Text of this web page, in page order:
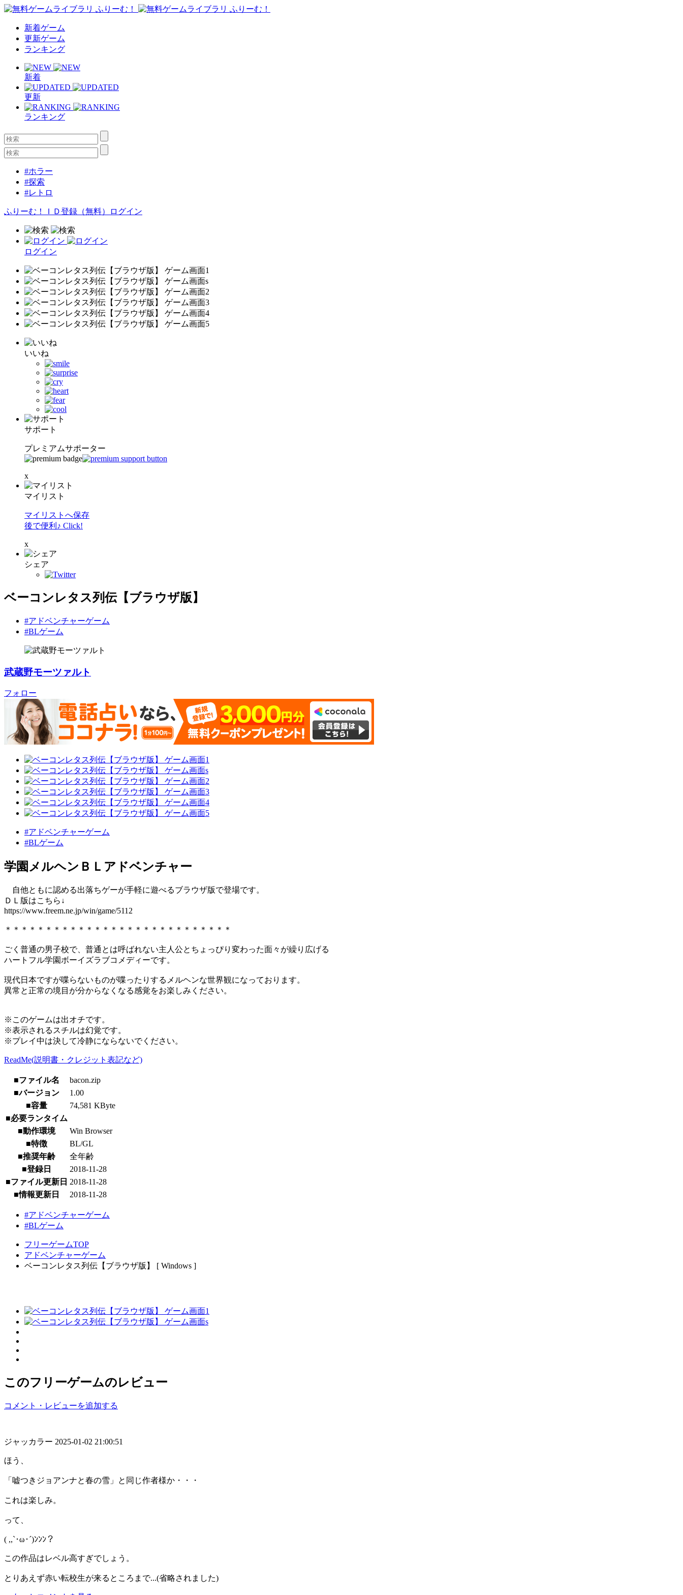
新着ゲーム
更新ゲーム
ランキング
新着
更新
ランキング
#ホラー
#探索
#レトロ
ふりーむ！ＩＤ登録（無料） ログイン
ログイン
いいね
サポート
プレミアムサポーター
x
マイリスト
マイリストへ保存
後で便利♪ Click!
x
シェア
ベーコンレタス列伝【ブラウザ版】
#アドベンチャーゲーム
#BLゲーム
武蔵野モーツァルト
フォロー
#アドベンチャーゲーム
#BLゲーム
学園メルヘンＢＬアドベンチャー
自他ともに認める出落ちゲーが手軽に遊べるブラウザ版で登場です。
ＤＬ版はこちら↓
https://www.freem.ne.jp/win/game/5112
＊＊＊＊＊＊＊＊＊＊＊＊＊＊＊＊＊＊＊＊＊＊＊＊＊＊＊＊
ごく普通の男子校で、普通とは呼ばれない主人公とちょっぴり変わった面々が繰り広げる
ハートフル学園ボーイズラブコメディーです。
現代日本ですが喋らないものが喋ったりするメルヘンな世界観になっております。
異常と正常の境目が分からなくなる感覚をお楽しみください。
※このゲームは出オチです。
※表示されるスチルは幻覚です。
※プレイ中は決して冷静にならないでください。
ReadMe(説明書・クレジット表記など)
■ファイル名
bacon.zip
■バージョン
1.00
■容量
74,581 KByte
■必要ランタイム
■動作環境
Win Browser
■特徴
BL/GL
■推奨年齢
全年齢
■登録日
2018-11-28
■ファイル更新日 2018-11-28
■情報更新日
2018-11-28
#アドベンチャーゲーム
#BLゲーム
フリーゲームTOP
アドベンチャーゲーム
ベーコンレタス列伝【ブラウザ版】 [ Windows ]
このフリーゲームのレビュー
コメント・レビューを追加する
ジャッカラー 2025-01-02 21:00:51
ほう、
「嘘つきジョアンナと春の雪」と同じ作者様か・・・
これは楽しみ。
って、
( ,,`･ω･´)ﾝﾝﾝ？
この作品はレベル高すぎでしょう。
とりあえず赤い転校生が来るところまで...(省略されました)